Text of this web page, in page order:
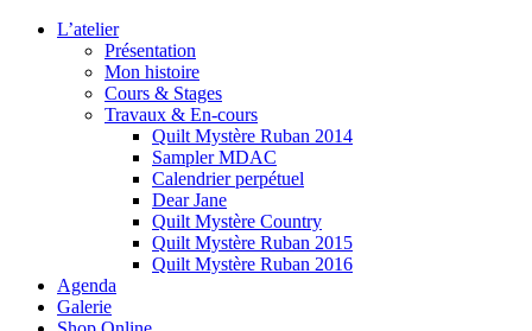
L’atelier
Présentation
Mon histoire
Cours & Stages
Travaux & En-cours
Quilt Mystère Ruban 2014
Sampler MDAC
Calendrier perpétuel
Dear Jane
Quilt Mystère Country
Quilt Mystère Ruban 2015
Quilt Mystère Ruban 2016
Agenda
Galerie